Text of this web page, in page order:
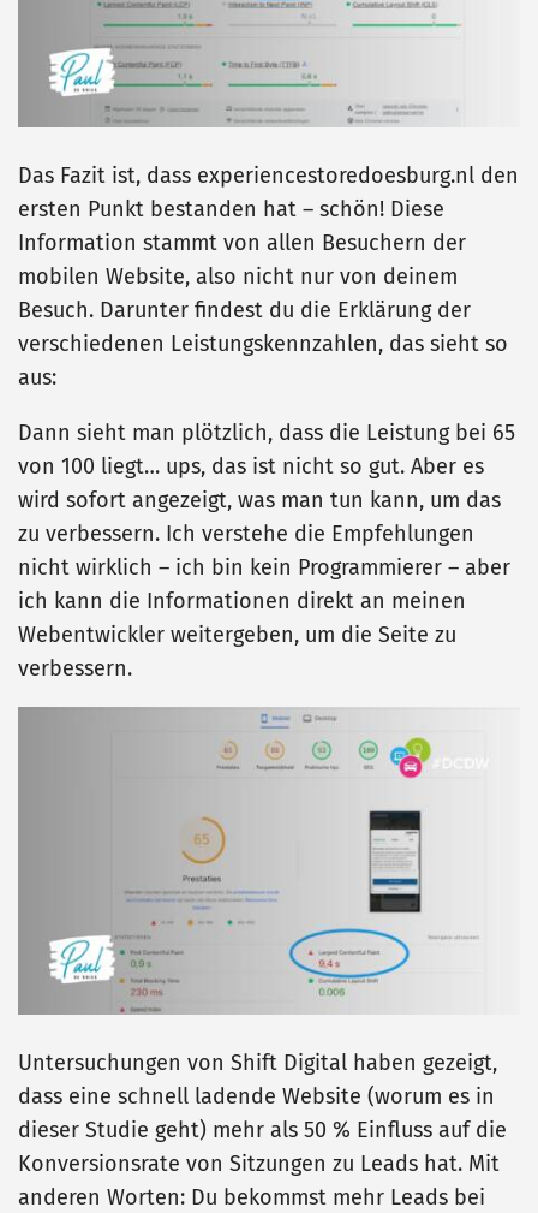
Das Fazit ist, dass experiencestoredoesburg.nl den
ersten Punkt bestanden hat – schön! Diese
Information stammt von allen Besuchern der
mobilen Website, also nicht nur von deinem
Besuch. Darunter findest du die Erklärung der
verschiedenen Leistungskennzahlen, das sieht so
aus:
Dann sieht man plötzlich, dass die Leistung bei 65
von 100 liegt… ups, das ist nicht so gut. Aber es
wird sofort angezeigt, was man tun kann, um das
zu verbessern. Ich verstehe die Empfehlungen
nicht wirklich – ich bin kein Programmierer – aber
ich kann die Informationen direkt an meinen
Webentwickler weitergeben, um die Seite zu
verbessern.
Untersuchungen von Shift Digital haben gezeigt,
dass eine schnell ladende Website (worum es in
dieser Studie geht) mehr als 50 % Einfluss auf die
Konversionsrate von Sitzungen zu Leads hat. Mit
anderen Worten: Du bekommst mehr Leads bei